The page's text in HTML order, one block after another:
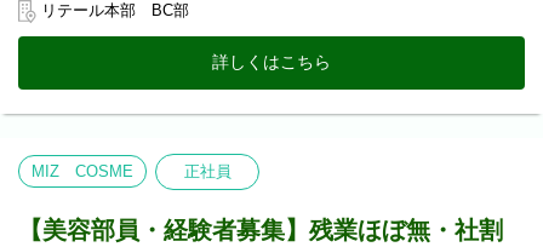
【入社後すぐにお任せする業務】
まずは店舗に慣れることからスタート！
・掃除： お客様が気持ちよくお買い物できる環境づくり。
・品出し： 新商品や人気コスメを棚にきれいに並べる作業。
・お客様案内： ご来店されたお客様への丁寧なご挨拶や、お探し
・レジ、ラッピングなど会計時業務： お会計対応や、ギフト用の
可愛いラッピング。
・電話対応： お問い合わせへの一次対応。
リテール本部 BC部
詳しくはこちら
MIZ COSME 正社員
【美容部員・経験者募集】残業ほぼ無・社割